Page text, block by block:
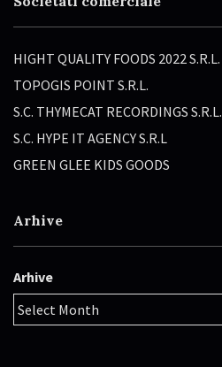
HIGHT QUALITY FOODS 2022 S.R.L.
TOPOGIS POINT S.R.L.
S.C. THYMECAT RECORDINGS S.R.L.
S.C. HYPE IT AGENCY S.R.L
GREEN GLEE KIDS GOODS
Arhive
Arhive